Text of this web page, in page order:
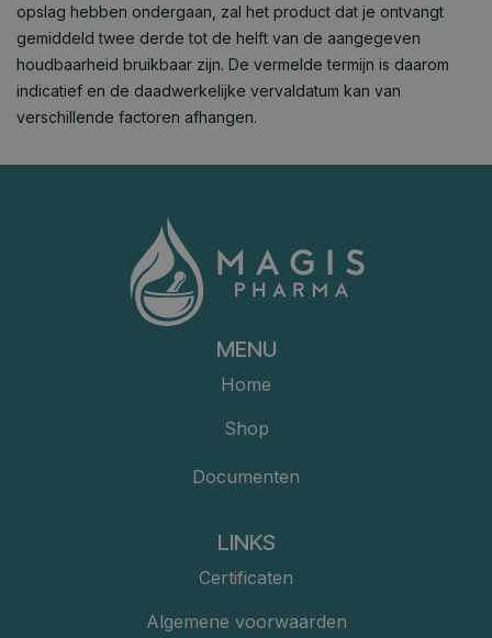
opslag hebben ondergaan, zal het product dat je ontvangt
gemiddeld twee derde tot de helft van de aangegeven
houdbaarheid bruikbaar zijn. De vermelde termijn is daarom
indicatief en de daadwerkelijke vervaldatum kan van
verschillende factoren afhangen.
MENU
Home
Shop
Documenten
LINKS
Certificaten
Algemene voorwaarden